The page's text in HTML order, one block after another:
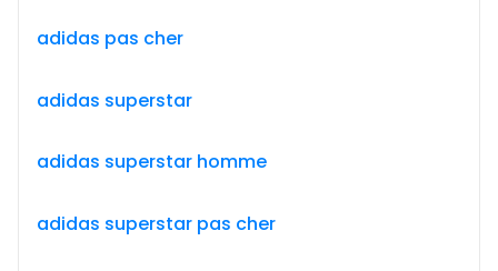
adidas pas cher
adidas superstar
adidas superstar homme
adidas superstar pas cher